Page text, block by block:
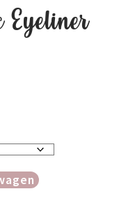
Eyeliner